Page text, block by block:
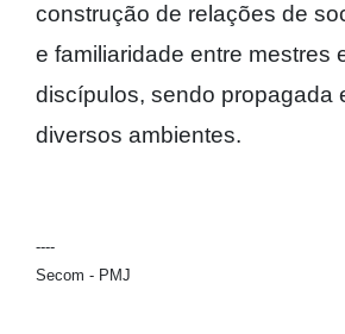
construção de relações de
e familiaridade entre mestres
discípulos, sendo propagada
diversos ambientes.
----
Secom - PMJ